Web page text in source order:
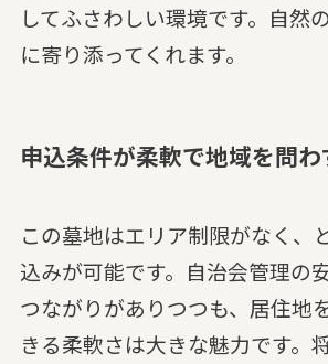
してふさわしい環境です。自然
に寄り添ってくれます。
申込条件が柔軟で地域を問
この墓地はエリア制限がなく、
込みが可能です。自治会管理の
つながりがありつつも、居住地
きる柔軟さは大きな魅力です。